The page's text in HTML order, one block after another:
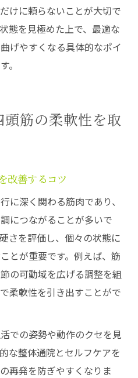
けに頼らないことが大切で
態を見極めた上で、最適な
げやすくなる具体的なポイ
。
筋の柔軟性を取
改善するコツ
に深く関わる筋肉であり、
につながることが多いで
さを評価し、個々の状態に
とが重要です。例えば、筋
の可動域を広げる調整を組
柔軟性を引き出すことがで
での姿勢や動作のクセを見
な整体通院とセルフケアを
再発を防ぎやすくなりま